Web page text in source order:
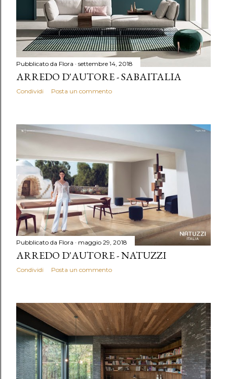
Pubblicato da Flora settembre 14, 2018
ARREDO D'AUTORE - SABAITALIA
Condividi Posta un commento
Pubblicato da Flora maggio 29, 2018
ARREDO D'AUTORE - NATUZZI
Condividi Posta un commento